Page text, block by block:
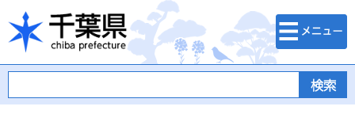
千葉県
検索・メニュ
ー